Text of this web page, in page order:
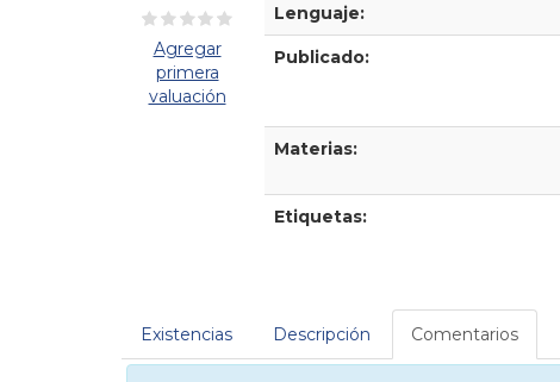
Agregar
primera
valuación
Lenguaje:
Publicado:
Materias:
Etiquetas:
Existencias Descripción Comentarios